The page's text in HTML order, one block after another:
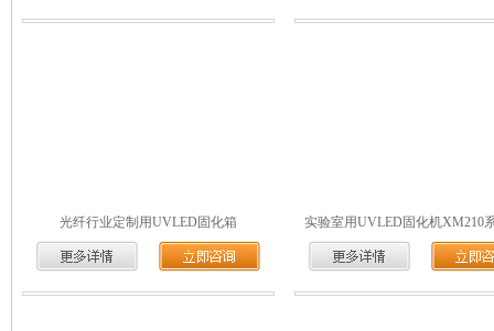
光纤行业定制用UVLED固化箱 实验室用UVLED固化机XM210